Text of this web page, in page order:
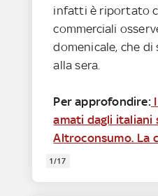
infatti è riportato
commerciali
domenicale, che
alla sera.
Per approfondire:I
amati dagli italiani
Altroconsumo. La
1/17